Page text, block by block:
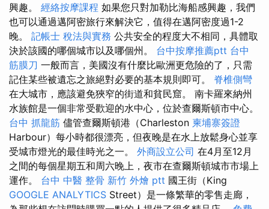
興趣。 經絡按摩課程 如果您只對加勒比海船感興趣，我們
也可以通過邁阿密旅行來解決它，值得在邁阿密度過1-2
晚。 記帳士 稅法與實務 公共安全的程度大不相同，具體取
決於該國的哪個城市以及哪個州。 台中按摩推薦ptt 台中
筋膜刀 一般而言，美國沒有什麼比歐洲更危險的了，只需
記住某些被遺忘之旅絕對必要的基本規則即可。 脊椎側彎
在大城市，應該避免狹窄的街道和貧民窟。 南卡羅來納州
水族館是一個非常受歡迎的水中心，位於查爾斯頓市中心。
台中 抓龍筋 儘管查爾斯頓港（Charleston 柬埔寨簽證
Harbour）每小時都很漂亮，但夜晚是在水上放鬆身心並享
受城市燈光的最佳時光之一。 外商設立公司 在4月至12月
之間的每個星期五和周六晚上，夜市在查爾斯頓城市市場上
運作。 台中 中醫 整骨 新竹 外燴 ptt 國王街（King
GOOGLE ANALYTICS Street）是一條繁華的零售走廊，